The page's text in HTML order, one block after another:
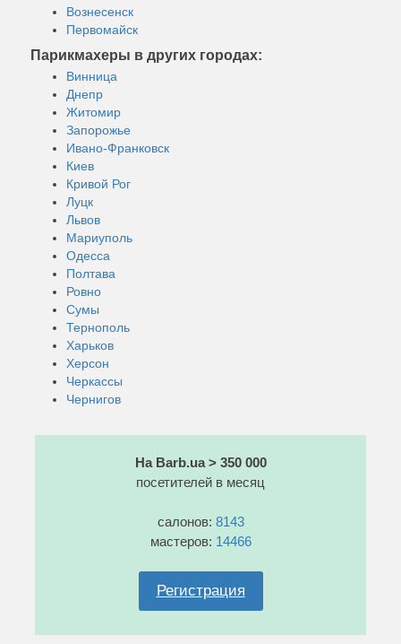
Вознесенск
Первомайск
Парикмахеры в других городах:
Винница
Днепр
Житомир
Запорожье
Ивано-Франковск
Киев
Кривой Рог
Луцк
Львов
Мариуполь
Одесса
Полтава
Ровно
Сумы
Тернополь
Харьков
Херсон
Черкассы
Чернигов
На Barb.ua > 350 000
посетителей в месяц
салонов: 8143
мастеров: 14466
Регистрация